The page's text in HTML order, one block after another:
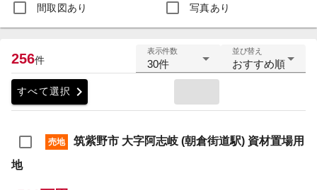
間取図あり 写真あり
256件
表示件数
30件
並び替え
おすすめ順
すべて選択 chevron_right
売地
筑紫野市 大字阿志岐 (朝倉街道駅) 資材置場用
地